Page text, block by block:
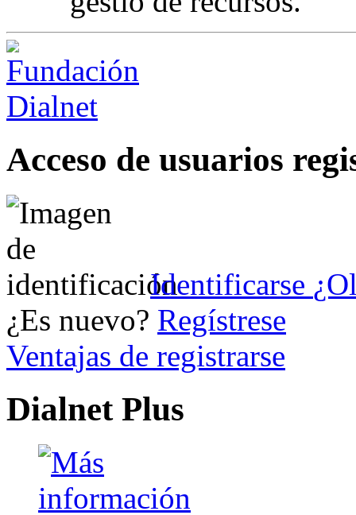
Acceso de usuarios
Identificarse
¿Es nuevo? Regístrese
Ventajas de registrarse
Dialnet Plus